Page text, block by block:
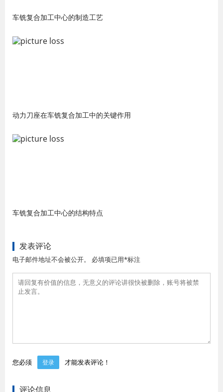
车铣复合加工中心的制造工艺
动力刀座在车铣复合加工中的关键作用
车铣复合加工中心的结构特点
发表评论
电子邮件地址不会被公开。 必填项已用*标注
您必须 登录 才能发表评论！
评论信息